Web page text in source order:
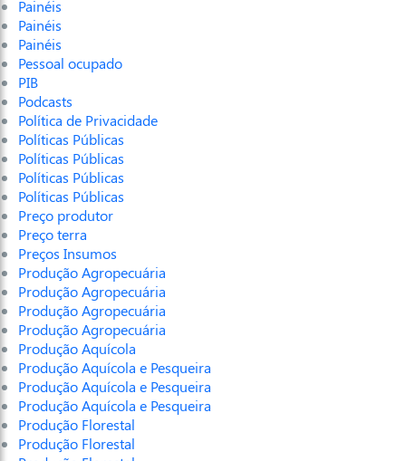
Painéis
Painéis
Painéis
Pessoal ocupado
PIB
Podcasts
Política de Privacidade
Políticas Públicas
Políticas Públicas
Políticas Públicas
Políticas Públicas
Preço produtor
Preço terra
Preços Insumos
Produção Agropecuária
Produção Agropecuária
Produção Agropecuária
Produção Agropecuária
Produção Aquícola
Produção Aquícola e Pesqueira
Produção Aquícola e Pesqueira
Produção Aquícola e Pesqueira
Produção Florestal
Produção Florestal